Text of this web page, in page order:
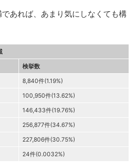
あれば、あまり気にしなくても構
検挙数
8,840件(1.19%)
100,950件(13.62%)
146,433件(19.76%)
256,877件(34.67%)
227,806件(30.75%)
24件(0.0032%)